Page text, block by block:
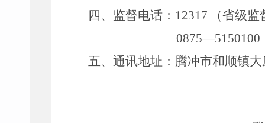
四、监督电话 ： 12317
（省级
0875—5150100
五、通讯地址 ： 腾冲市和顺镇